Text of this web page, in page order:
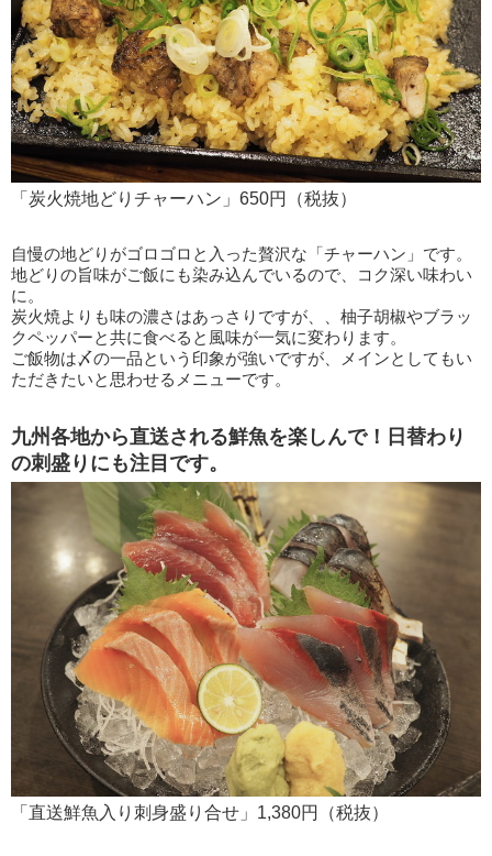
「炭火焼地どりチャーハン」650円（税抜）
自慢の地どりがゴロゴロと入った贅沢な「チャーハン」です。
地どりの旨味がご飯にも染み込んでいるので、コク深い味わい
に。
炭火焼よりも味の濃さはあっさりですが、、柚子胡椒やブラッ
クペッパーと共に食べると風味が一気に変わります。
ご飯物は〆の一品という印象が強いですが、メインとしてもい
ただきたいと思わせるメニューです。
九州各地から直送される鮮魚を楽しんで！日替わり
の刺盛りにも注目です。
「直送鮮魚入り刺身盛り合せ」1,380円（税抜）